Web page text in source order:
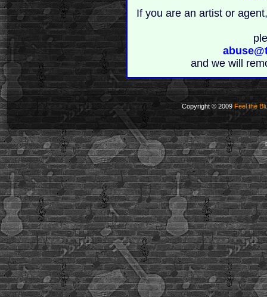
If you are an artist or
and we will
Copyright © 2009 Feel the